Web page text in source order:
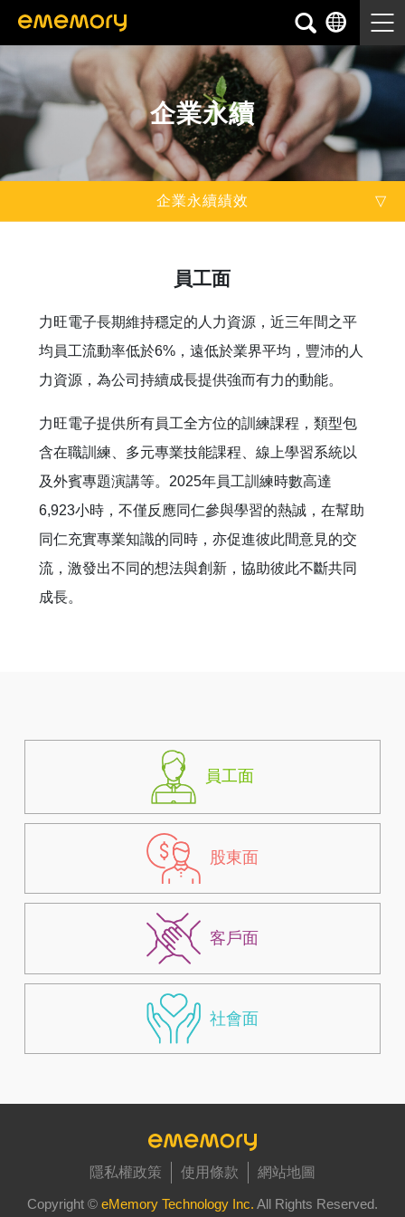
企業永續
企業永續績效
友善職場
股東承諾
社會參與
永續報告書
員工面
力旺電子長期維持穩定的人力資源，近三年間之平
均員工流動率低於6%，遠低於業界平均，豐沛的人
力資源，為公司持續成長提供強而有力的動能。
力旺電子提供所有員工全方位的訓練課程，類型包
含在職訓練、多元專業技能課程、線上學習系統以
及外賓專題演講等。2025年員工訓練時數高達
6,923小時，不僅反應同仁參與學習的熱誠，在幫助
同仁充實專業知識的同時，亦促進彼此間意見的交
流，激發出不同的想法與創新，協助彼此不斷共同
成長。
員工面
股東面
客戶面
社會面
隱私權政策 使用條款 網站地圖
Copyright © eMemory Technology Inc. All Rights Reserved.